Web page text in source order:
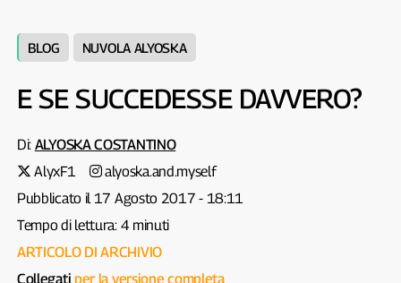
BLOG NUVOLA ALYOSKA
E SE SUCCEDESSE DAVVERO?
Di: ALYOSKA COSTANTINO
AlyxF1
alyoska.and.myself
Pubblicato il 17 Agosto 2017 - 18:11
Tempo di lettura: 4 minuti
ARTICOLO DI ARCHIVIO
Collegati per la versione completa